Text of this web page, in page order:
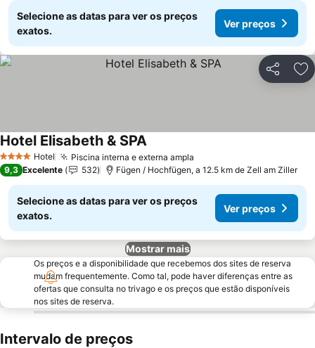
Selecione as datas para ver os preços
exatos.
Ver preços
Partilhar
4 EstrelasHotel Piscina interna e externa ampla
Hotel Elisabeth & SPAVer preços
9,3 Excelente 532 Fügen / Hochfügen, a 12.5 km de Zell am Ziller
Selecione as datas para ver os preços
exatos.
Ver preços
Mostrar mais
Os preços e a disponibilidade que recebemos dos sites de reserva
mudam frequentemente. Como tal, pode haver diferenças entre as
ofertas que consulta no trivago e os preços que estão disponíveis
nos sites de reserva.
Intervalo de preços